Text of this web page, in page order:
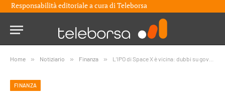
Responsabilità editoriale a cura diTeleborsa
Home » Notiziario » Finanza » L’IPO di Space X è vicina: dubbi su governance e conflitti d’interesse
FINANZA